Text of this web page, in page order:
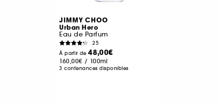
JIMMY CHOO
Urban Hero
Eau de Parfum
25
À partir de48,00€
160,00€ / 100ml
3 contenances disponibles